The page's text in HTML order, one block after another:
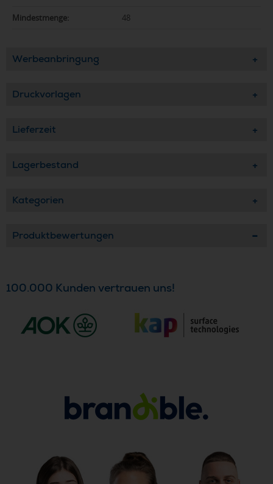
Mindestmenge: 48
Werbeanbringung
Druckvorlagen
Lieferzeit
Lagerbestand
Kategorien
Produktbewertungen
100.000 Kunden vertrauen uns!